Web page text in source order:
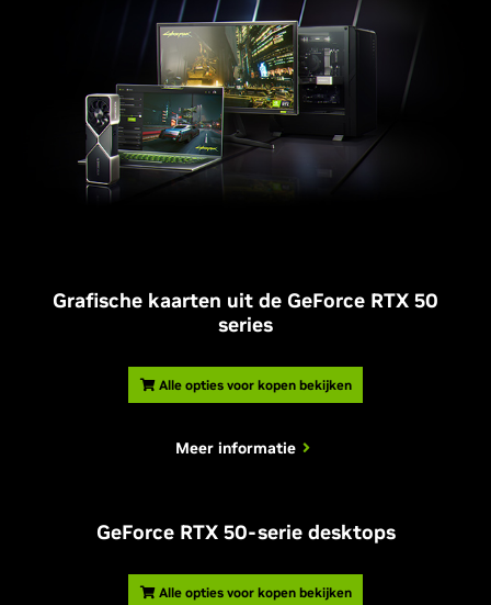
Grafische kaarten uit de GeForce RTX 50
series
Alle opties voor kopen bekijken
Meer informatie
GeForce RTX 50-serie desktops
Alle opties voor kopen bekijken